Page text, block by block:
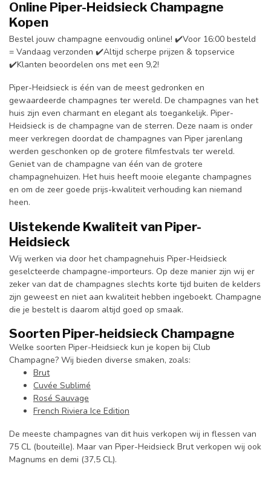
Online Piper-Heidsieck Champagne
Kopen
Bestel jouw champagne eenvoudig online! ✔️Voor 16:00 besteld
= Vandaag verzonden ✔️Altijd scherpe prijzen & topservice
✔️Klanten beoordelen ons met een 9,2!
Piper-Heidsieck is één van de meest gedronken en
gewaardeerde champagnes ter wereld. De champagnes van het
huis zijn even charmant en elegant als toegankelijk. Piper-
Heidsieck is de champagne van de sterren. Deze naam is onder
meer verkregen doordat de champagnes van Piper jarenlang
werden geschonken op de grotere filmfestvals ter wereld.
Geniet van de champagne van één van de grotere
champagnehuizen. Het huis heeft mooie elegante champagnes
en om de zeer goede prijs-kwaliteit verhouding kan niemand
heen.
Uistekende Kwaliteit van Piper-
Heidsieck
Wij werken via door het champagnehuis Piper-Heidsieck
geselcteerde champagne-importeurs. Op deze manier zijn wij er
zeker van dat de champagnes slechts korte tijd buiten de kelders
zijn geweest en niet aan kwaliteit hebben ingeboekt. Champagne
die je bestelt is daarom altijd goed op smaak.
Soorten Piper-heidsieck Champagne
Welke soorten Piper-Heidsieck kun je kopen bij Club
Champagne? Wij bieden diverse smaken, zoals:
Brut
Cuvée Sublimé
Rosé Sauvage
French Riviera Ice Edition
De meeste champagnes van dit huis verkopen wij in flessen van
75 CL (bouteille). Maar van Piper-Heidsieck Brut verkopen wij ook
Magnums en demi (37,5 CL).